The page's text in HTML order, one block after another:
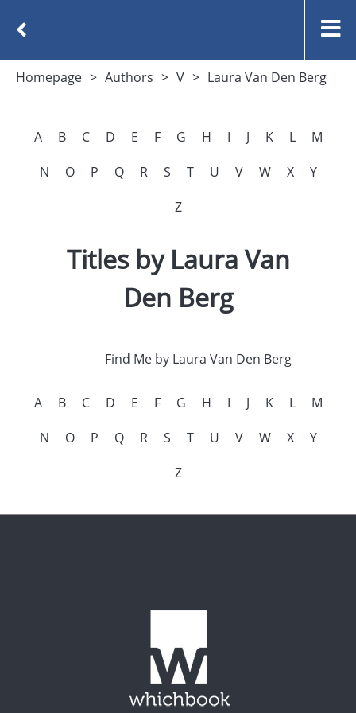
Homepage Authors V Laura Van Den Berg
A B C D E F G H I J K L
M
N
O P Q R S T U V W X
Y
Z
Titles by Laura Van
Den Berg
Find Me by Laura Van Den Berg
A B C D E F G H I J K L
M
N
O P Q R S T U V W X
Y
Z